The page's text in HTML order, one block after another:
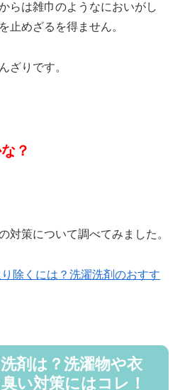
らは雑巾のようなにおいがし
止めざるを得ません。
ざりです。
？
対策について調べてみました。
除くには？洗濯洗剤のおすす
剤は？洗濯物や衣
い対策にはコレ！